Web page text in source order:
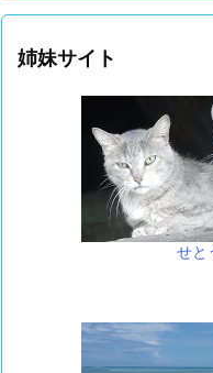
姉妹サイト
せと